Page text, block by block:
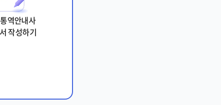
역안내사
작성하기